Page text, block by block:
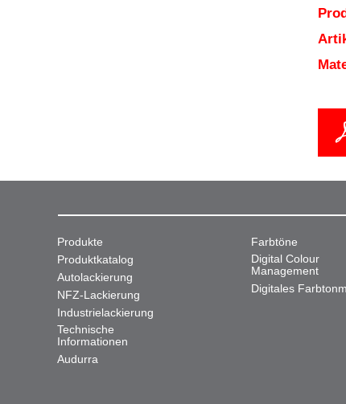
Produkte
Produktkatalog
Autolackierung
NFZ-Lackierung
Industrielackierung
Technische
Informationen
Audurra
Farbtöne
Digital Colour
Management
Digitales